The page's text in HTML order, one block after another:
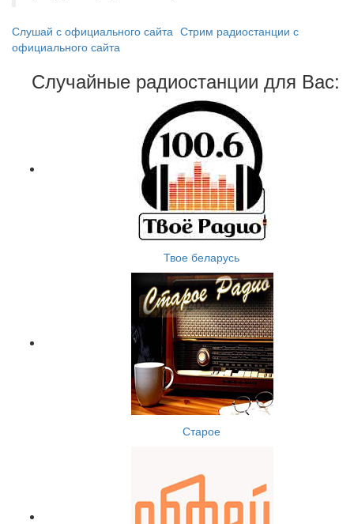
Слушай с официального сайта Стрим радиостанции с
официального сайта
Случайные радиостанции для Вас:
Твое беларусь
Старое